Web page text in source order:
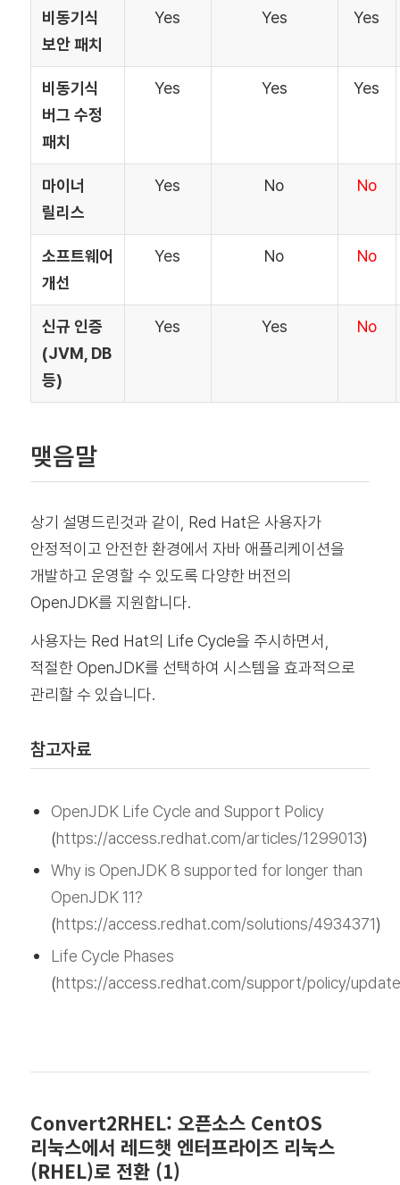
비동기식
보안 패치
Yes Yes Yes
비동기식
버그 수정
패치
Yes Yes Yes
마이너
릴리스
Yes No No
소프트웨어
개선
Yes No No
신규 인증
(JVM, DB
등)
Yes Yes No
맺음말
상기 설명드린것과 같이, Red Hat은 사용자가
안정적이고 안전한 환경에서 자바 애플리케이션을
개발하고 운영할 수 있도록 다양한 버전의
OpenJDK를 지원합니다.
사용자는 Red Hat의 Life Cycle을 주시하면서,
적절한 OpenJDK를 선택하여 시스템을 효과적으로
관리할 수 있습니다.
참고자료
OpenJDK Life Cycle and Support Policy
(https://access.redhat.com/articles/1299013)
Why is OpenJDK 8 supported for longer than
OpenJDK 11?
(https://access.redhat.com/solutions/4934371)
Life Cycle Phases
(https://access.redhat.com/support/policy/
Convert2RHEL: 오픈소스 CentOS
리눅스에서 레드햇 엔터프라이즈 리눅스
(RHEL)로 전환 (1)